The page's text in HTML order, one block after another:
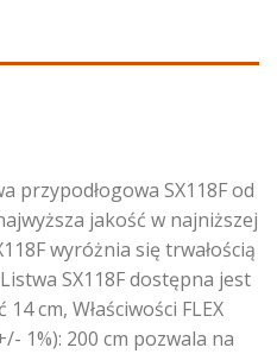
przypodłogowa SX118F od
jakość w najniższej
wyróżnia się trwałością
SX118F dostępna jest
cm, Właściwości FLEX
1%): 200 cm pozwala na